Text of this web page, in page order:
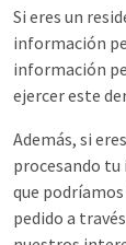
Si eres un
información
información
ejercer este
Además, si
procesando
que
pedido a